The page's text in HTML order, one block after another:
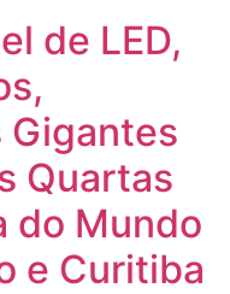
de LED,
Gigantes
Quartas
do Mundo
e Curitiba